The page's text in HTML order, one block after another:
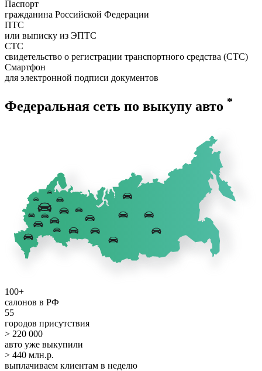
Паспорт
гражданина Российской Федерации
ПТС
или выписку из ЭПТС
СТС
свидетельство о регистрации транспортного средства (СТС)
Смартфон
для электронной подписи документов
Федеральная сеть по выкупу авто *
100+
салонов в РФ
55
городов присутствия
> 220 000
авто уже выкупили
> 440 млн.р.
выплачиваем клиентам в неделю